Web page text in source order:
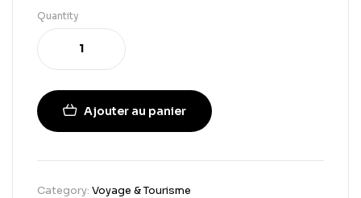
Quantity
Ajouter au panier
Category: Voyage & Tourisme